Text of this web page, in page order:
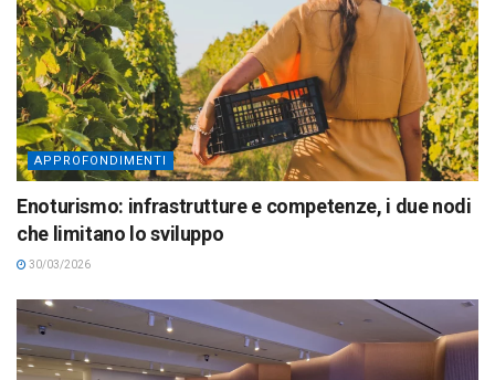
APPROFONDIMENTI
Enoturismo: infrastrutture e competenze, i due nodi
che limitano lo sviluppo
30/03/2026